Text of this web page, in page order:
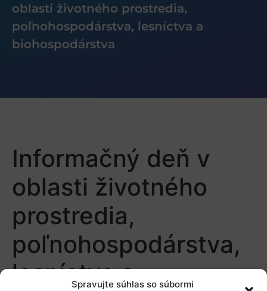
Spravujte súhlas so súbormi
oblasti životného prostredia,
poľnohospodárstva, lesníctva a
biohospodárstva
Informačný deň v
oblasti životného
prostredia,
poľnohospodárstva,
lesníctva a